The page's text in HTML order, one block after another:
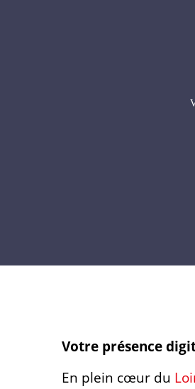
Votre présence
En plein cœur du